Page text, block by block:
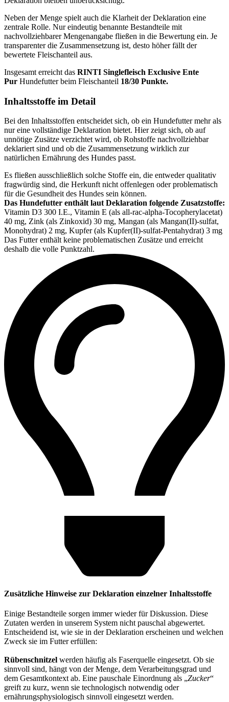
Neben der Menge spielt auch die Klarheit der Deklaration eine
zentrale Rolle. Nur eindeutig benannte Bestandteile mit
nachvollziehbarer Mengenangabe fließen in die Bewertung ein. Je
transparenter die Zusammensetzung ist, desto höher fällt der
bewertete Fleischanteil aus.
Insgesamt erreicht das RINTI Singlefleisch Exclusive Ente
Pur Hundefutter beim Fleischanteil 18/30 Punkte.
Inhaltsstoffe im Detail
Bei den Inhaltsstoffen entscheidet sich, ob ein Hundefutter mehr als
nur eine vollständige Deklaration bietet. Hier zeigt sich, ob auf
unnötige Zusätze verzichtet wird, ob Rohstoffe nachvollziehbar
deklariert sind und ob die Zusammensetzung wirklich zur
natürlichen Ernährung des Hundes passt.
Es fließen ausschließlich solche Stoffe ein, die entweder qualitativ
fragwürdig sind, die Herkunft nicht offenlegen oder problematisch
für die Gesundheit des Hundes sein können.
Das Hundefutter enthält laut Deklaration folgende Zusatzstoffe:
Vitamin D3 300 I.E., Vitamin E (als all-rac-alpha-Tocopherylacetat)
40 mg, Zink (als Zinkoxid) 30 mg, Mangan (als Mangan(II)-sulfat,
Monohydrat) 2 mg, Kupfer (als Kupfer(II)-sulfat-Pentahydrat) 3 mg
Das Futter enthält keine problematischen Zusätze und erreicht
deshalb die volle Punktzahl.
Zusätzliche Hinweise zur Deklaration einzelner Inhaltsstoffe
Einige Bestandteile sorgen immer wieder für Diskussion. Diese
Zutaten werden in unserem System nicht pauschal abgewertet.
Entscheidend ist, wie sie in der Deklaration erscheinen und welchen
Zweck sie im Futter erfüllen:
Rübenschnitzel werden häufig als Faserquelle eingesetzt. Ob sie
sinnvoll sind, hängt von der Menge, dem Verarbeitungsgrad und
dem Gesamtkontext ab. Eine pauschale Einordnung als „Zucker“
greift zu kurz, wenn sie technologisch notwendig oder
ernährungsphysiologisch sinnvoll eingesetzt werden.